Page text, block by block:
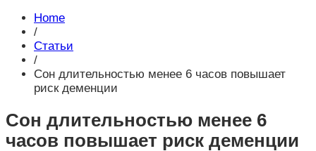
Home
/
Статьи
/
Сон длительностью менее 6 часов повышает
риск деменции
Сон длительностью менее 6
часов повышает риск деменции